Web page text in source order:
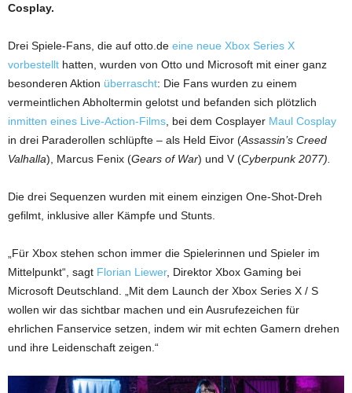
Cosplay.
Drei Spiele-Fans, die auf otto.de eine neue Xbox Series X
vorbestellt hatten, wurden von Otto und Microsoft mit einer ganz
besonderen Aktion überrascht: Die Fans wurden zu einem
vermeintlichen Abholtermin gelotst und befanden sich plötzlich
inmitten eines Live-Action-Films , bei dem Cosplayer Maul Cosplay
in drei Paraderollen schlüpfte – als Held Eivor (Assassin’s Creed
Valhalla), Marcus Fenix (Gears of War) und V (Cyberpunk 2077).
Die drei Sequenzen wurden mit einem einzigen One-Shot-Dreh
gefilmt, inklusive aller Kämpfe und Stunts.
„Für Xbox stehen schon immer die Spielerinnen und Spieler im
Mittelpunkt“, sagt Florian Liewer, Direktor Xbox Gaming bei
Microsoft Deutschland. „Mit dem Launch der Xbox Series X / S
wollen wir das sichtbar machen und ein Ausrufezeichen für
ehrlichen Fanservice setzen, indem wir mit echten Gamern drehen
und ihre Leidenschaft zeigen.“